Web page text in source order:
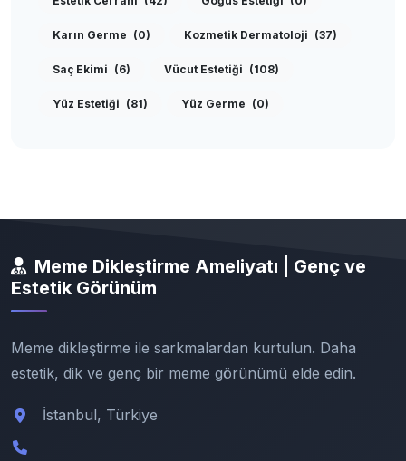
Karın Germe (0) Kozmetik Dermatoloji (37)
Saç Ekimi (6) Vücut Estetiği (108)
Yüz Estetiği (81) Yüz Germe (0)
Meme Dikleştirme Ameliyatı | Genç ve
Estetik Görünüm
Meme dikleştirme ile sarkmalardan kurtulun. Daha
estetik, dik ve genç bir meme görünümü elde edin.
İstanbul, Türkiye